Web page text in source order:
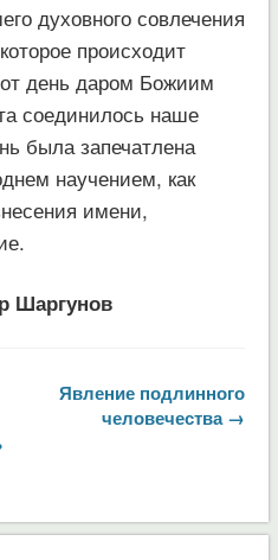
духовного совлечения
происходит
день даром Божиим
соединилось наше
была запечатлена
научением, как
имени,
Шаргунов
Явление подлинного
человечества →